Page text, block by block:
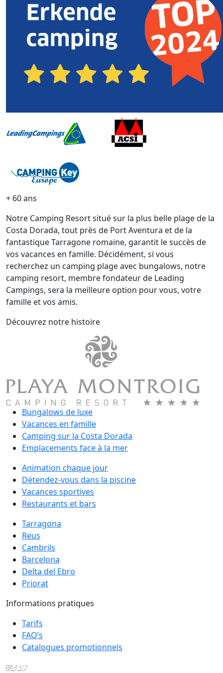
+ 60 ans
Notre Camping Resort situé sur la plus belle plage de la
Costa Dorada, tout près de Port Aventura et de la
fantastique Tarragone romaine, garantit le succès de
vos vacances en famille. Décidément, si vous
recherchez un camping plage avec bungalows, notre
camping resort, membre fondateur de Leading
Campings, sera la meilleure option pour vous, votre
famille et vos amis.
Découvrez notre histoire
Bungalows de luxe
Vacances en famille
Camping sur la Costa Dorada
Emplacements face à la mer
Animation chaque jour
Détendez-vous dans la piscine
Vacances sportives
Restaurants et bars
Tarragona
Reus
Cambrils
Barcelona
Delta del Ebro
Priorat
Informations pratiques
Tarifs
FAQ’s
Catalogues promotionnels